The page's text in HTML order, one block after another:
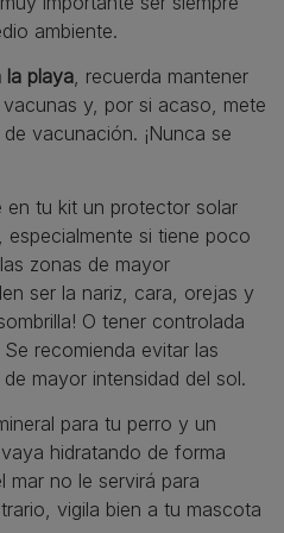
ambiente.
la playa , recuerda mantener
y, por si acaso, mete
vacunación. ¡Nunca se
en tu kit un protector solar
si tiene poco
zonas de mayor
ser la nariz, cara, orejas y
O tener controlada
recomienda evitar las
mayor intensidad del sol.
para tu perro y un
hidratando de forma
mar no le servirá para
vigila bien a tu mascota